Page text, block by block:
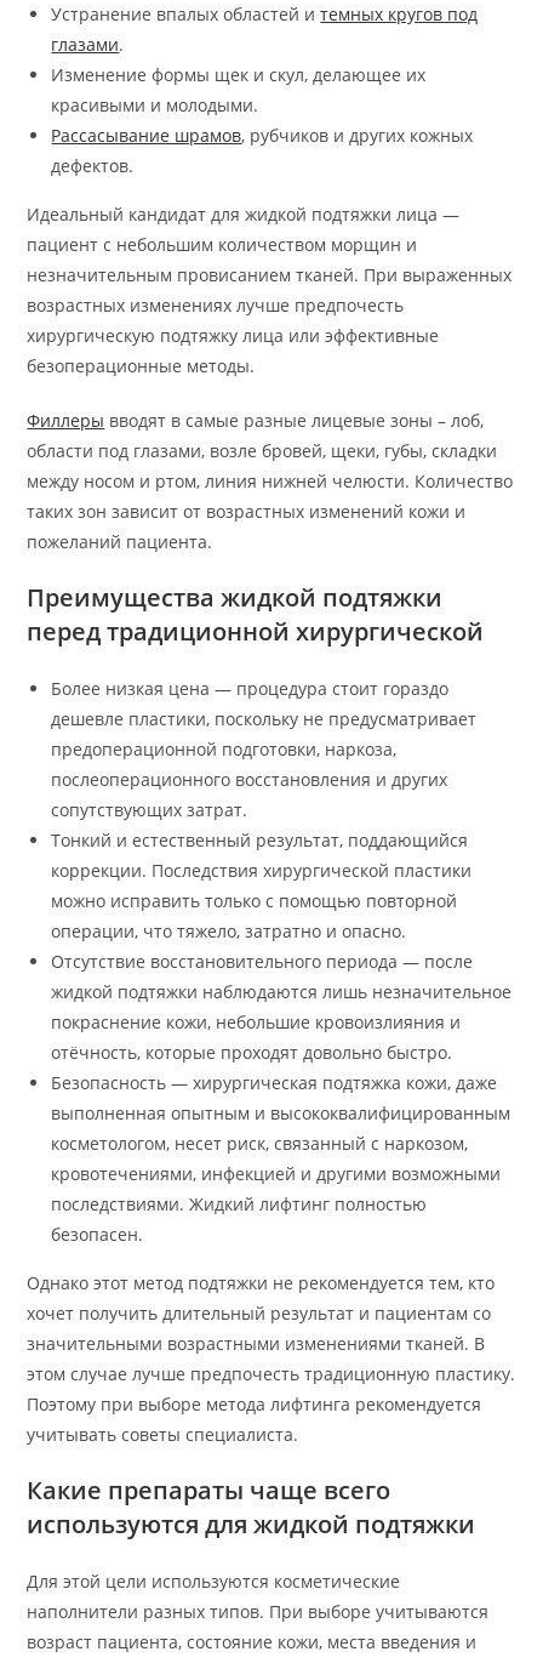
Устранение впалых областей итемных кругов под
глазами.
Изменение формы щек и скул, делающее их
красивыми и молодыми.
Рассасывание шрамов, рубчиков и других кожных
дефектов.
Идеальный кандидат для жидкой подтяжки лица —
пациент с небольшим количеством морщин и
незначительным провисанием тканей. При выраженных
возрастных изменениях лучше предпочесть
хирургическую подтяжку лица или эффективные
безоперационные методы.
Филлеры вводят в самые разные лицевые зоны – лоб,
области под глазами, возле бровей, щеки, губы, складки
между носом и ртом, линия нижней челюсти. Количество
таких зон зависит от возрастных изменений кожи и
пожеланий пациента.
Преимущества жидкой подтяжки
перед традиционной хирургической
Более низкая цена — процедура стоит гораздо
дешевле пластики, поскольку не предусматривает
предоперационной подготовки, наркоза,
послеоперационного восстановления и других
сопутствующих затрат.
Тонкий и естественный результат, поддающийся
коррекции. Последствия хирургической пластики
можно исправить только с помощью повторной
операции, что тяжело, затратно и опасно.
Отсутствие восстановительного периода — после
жидкой подтяжки наблюдаются лишь незначительное
покраснение кожи, небольшие кровоизлияния и
отёчность, которые проходят довольно быстро.
Безопасность — хирургическая подтяжка кожи, даже
выполненная опытным и высококвалифицированным
косметологом, несет риск, связанный с наркозом,
кровотечениями, инфекцией и другими возможными
последствиями. Жидкий лифтинг полностью
безопасен.
Однако этот метод подтяжки не рекомендуется тем, кто
хочет получить длительный результат и пациентам со
значительными возрастными изменениями тканей. В
этом случае лучше предпочесть традиционную пластику.
Поэтому при выборе метода лифтинга рекомендуется
учитывать советы специалиста.
Какие препараты чаще всего
используются для жидкой подтяжки
Для этой цели используются косметические
наполнители разных типов. При выборе учитываются
возраст пациента, состояние кожи, места введения и